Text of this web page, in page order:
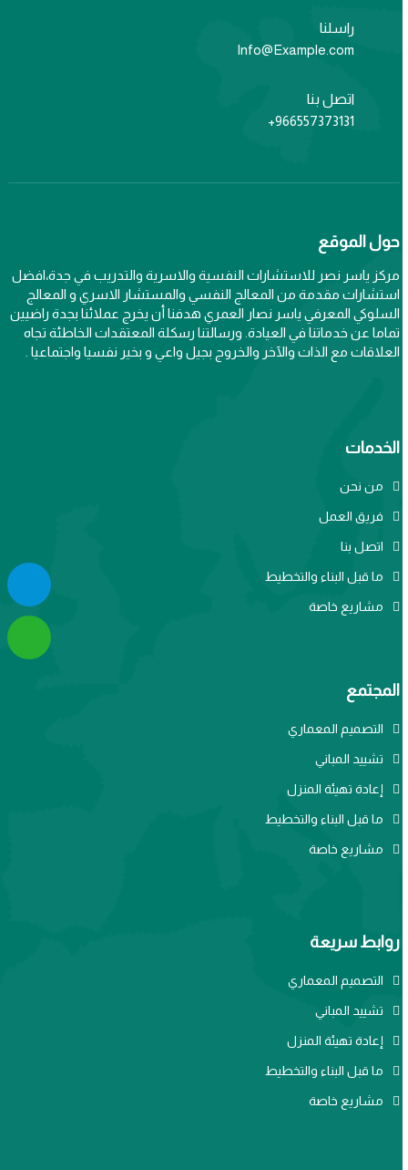
راسلنا
Info@Example.com
اتصل بنا
966557373131+
حول الموقع
مركز ياسر نصر للاستشارات النفسية والاسرية والتدريب في جدة،افضل
استشارات مقدمة من المعالج النفسي والمستشار الاسري و المعالج
السلوكي المعرفي ياسر نصار العمري هدفنا أن يخرج عملائنا بجدة راضيين
تماما عن خدماتنا في العيادة. ورسالتنا رسكلة المعتقدات الخاطئة تجاه
العلاقات مع الذات والآخر والخروج بجيل واعي و بخير نفسيا واجتماعيا .
الخدمات
من نحن
فريق العمل
اتصل بنا
ما قبل البناء والتخطيط
مشاريع خاصة
المجتمع
التصميم المعماري
تشييد المباني
إعادة تهيئة المنزل
ما قبل البناء والتخطيط
مشاريع خاصة
روابط سريعة
التصميم المعماري
تشييد المباني
إعادة تهيئة المنزل
ما قبل البناء والتخطيط
مشاريع خاصة